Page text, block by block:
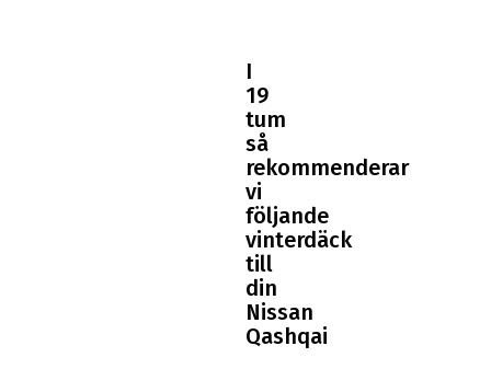
I
19
tum
så
rekommenderar
vi
följande
vinterdäck
till
din
Nissan
Qashqai